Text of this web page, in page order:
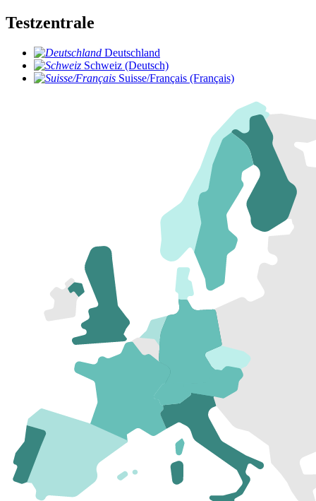
Testzentrale
Deutschland
Schweiz (Deutsch)
Suisse/Français (Français)